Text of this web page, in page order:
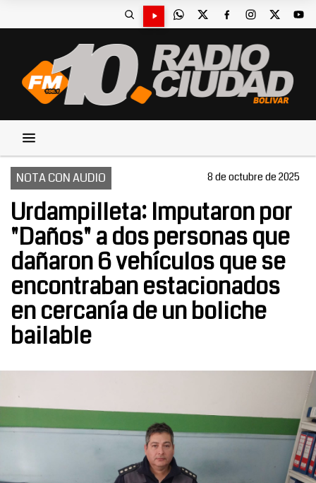
NOTA CON AUDIO 8 de octubre de 2025
Urdampilleta: Imputaron por
"Daños" a dos personas que
dañaron 6 vehículos que se
encontraban estacionados
en cercanía de un boliche
bailable